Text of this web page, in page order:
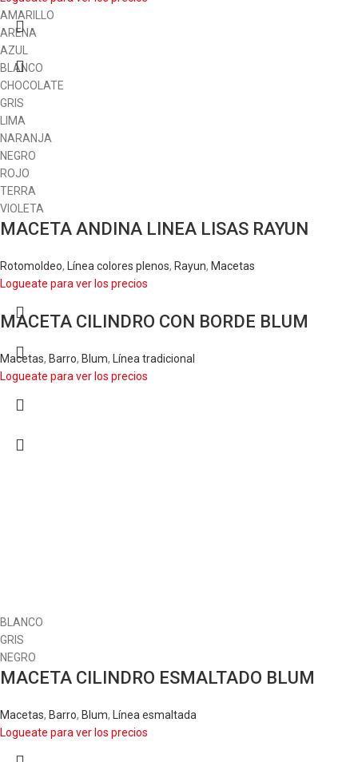
AMARILLO
ARENA
AZUL
BLANCO
CHOCOLATE
GRIS
LIMA
NARANJA
NEGRO
ROJO
TERRA
VIOLETA
MACETA ANDINA LINEA LISAS RAYUN
Rotomoldeo, Línea colores plenos, Rayun, Macetas
Logueate para ver los precios
MACETA CILINDRO CON BORDE BLUM
Macetas, Barro, Blum, Línea tradicional
Logueate para ver los precios
BLANCO
GRIS
NEGRO
MACETA CILINDRO ESMALTADO BLUM
Macetas, Barro, Blum, Línea esmaltada
Logueate para ver los precios